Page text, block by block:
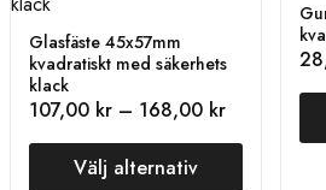
Glasfäste 45x57mm
kvadratiskt med säkerhets
klack
107,00 kr – 168,00 kr
Välj alternativ